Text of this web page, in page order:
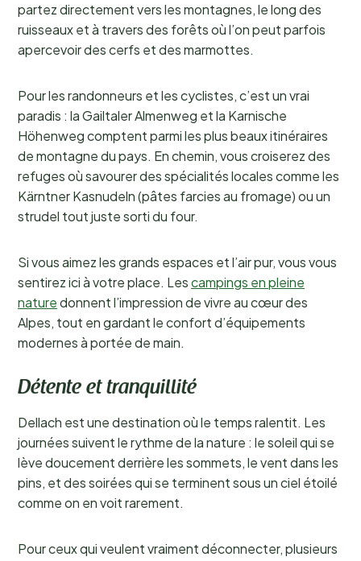
partez directement vers les montagnes, le long des
ruisseaux et à travers des forêts où l’on peut parfois
apercevoir des cerfs et des marmottes.
Pour les randonneurs et les cyclistes, c’est un vrai
paradis : la Gailtaler Almenweg et la Karnische
Höhenweg comptent parmi les plus beaux itinéraires
de montagne du pays. En chemin, vous croiserez des
refuges où savourer des spécialités locales comme les
Kärntner Kasnudeln (pâtes farcies au fromage) ou un
strudel tout juste sorti du four.
Si vous aimez les grands espaces et l’air pur, vous vous
sentirez ici à votre place. Lescampings en pleine
naturedonnent l’impression de vivre au cœur des
Alpes, tout en gardant le confort d’équipements
modernes à portée de main.
Détente et tranquillité
Dellach est une destination où le temps ralentit. Les
journées suivent le rythme de la nature : le soleil qui se
lève doucement derrière les sommets, le vent dans les
pins, et des soirées qui se terminent sous un ciel étoilé
comme on en voit rarement.
Pour ceux qui veulent vraiment déconnecter, plusieurs